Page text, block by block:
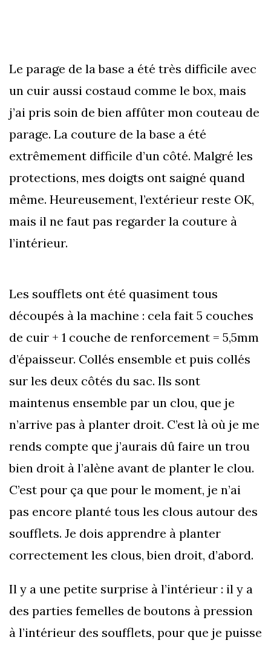
Le parage de la base a été très difficile avec
un cuir aussi costaud comme le box, mais
j’ai pris soin de bien affûter mon couteau de
parage. La couture de la base a été
extrêmement difficile d’un côté. Malgré les
protections, mes doigts ont saigné quand
même. Heureusement, l’extérieur reste OK,
mais il ne faut pas regarder la couture à
l’intérieur.
Les soufflets ont été quasiment tous
découpés à la machine : cela fait 5 couches
de cuir + 1 couche de renforcement = 5,5mm
d’épaisseur. Collés ensemble et puis collés
sur les deux côtés du sac. Ils sont
maintenus ensemble par un clou, que je
n’arrive pas à planter droit. C’est là où je me
rends compte que j’aurais dû faire un trou
bien droit à l’alène avant de planter le clou.
C’est pour ça que pour le moment, je n’ai
pas encore planté tous les clous autour des
soufflets. Je dois apprendre à planter
correctement les clous, bien droit, d’abord.
Il y a une petite surprise à l’intérieur : il y a
des parties femelles de boutons à pression
à l’intérieur des soufflets, pour que je puisse